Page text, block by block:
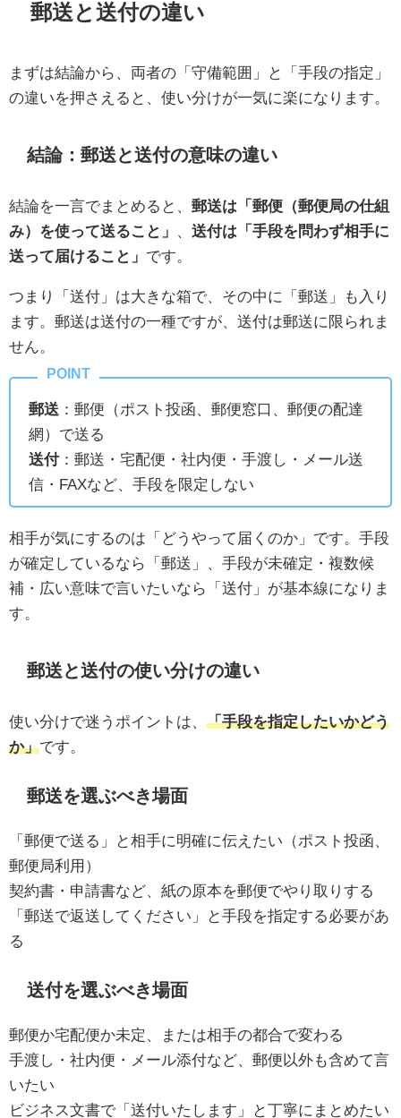
郵送と送付の違い
まずは結論から、両者の「守備範囲」と「手段の指定」
の違いを押さえると、使い分けが一気に楽になります。
結論：郵送と送付の意味の違い
結論を一言でまとめると、 郵送は「郵便（郵便局の仕組
み）を使って送ること」
送付は「手段を問わず相手に
送って届けること」 です。
つまり「送付」は大きな箱で、その中に「郵送」も入り
ます。郵送は送付の一種ですが、送付は郵送に限られま
せん。
郵送 ：郵便（ポスト投函、郵便窓口、郵便の配達
網）で送る
送付：郵送・宅配便・社内便・手渡し・メール送
信・FAXなど、手段を限定しない
相手が気にするのは「どうやって届くのか」です。手段
が確定しているなら「郵送」、手段が未確定・複数候
補・広い意味で言いたいなら「送付」が基本線になりま
す。
郵送と送付の使い分けの違い
使い分けで迷うポイントは、 「手段を指定したいかどう
か」です。
郵送を選ぶべき場面
「郵便で送る」と相手に明確に伝えたい（ポスト投函、
郵便局利用）
契約書・申請書など、紙の原本を郵便でやり取りする
「郵送で返送してください」と手段を指定する必要があ
る
送付を選ぶべき場面
郵便か宅配便か未定、または相手の都合で変わる
手渡し・社内便・メール添付など、郵便以外も含めて言
いたい
ビジネス文書で「送付いたします」と丁寧にまとめたい